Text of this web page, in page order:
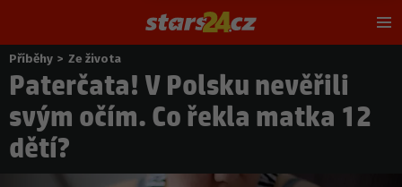
Nacházíte
se
zde:
Příběhy > Ze života
Paterčata! V Polsku nevěřili
svým očím. Co řekla matka 12
dětí?